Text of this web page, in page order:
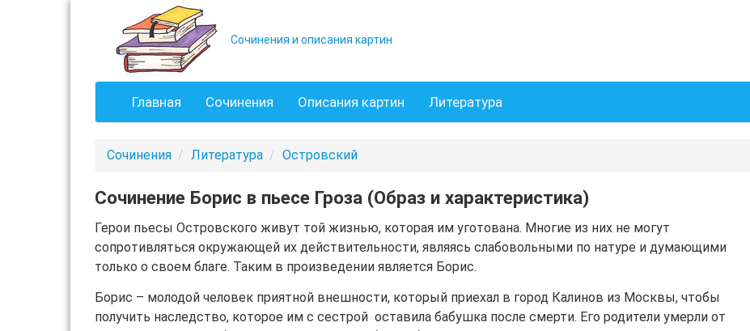
Сочинения и описания картин
Главная Сочинения Описания картин Литература
Сочинения Литература Островский
Сочинение Борис в пьесе Гроза (Образ и характеристика)
Герои пьесы Островского живут той жизнью, которая им уготована. Многие из них не могут
сопротивляться окружающей их действительности, являясь слабовольными по натуре и думающими
только о своем благе. Таким в произведении является Борис.
Борис – молодой человек приятной внешности, который приехал в город Калинов из Москвы, чтобы
получить наследство, которое им с сестрой оставила бабушка после смерти. Его родители умерли от